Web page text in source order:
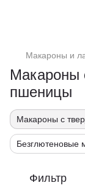
Макароны и
Макароны
пшеницы
Макароны с
Безглютеновые
Фильтр